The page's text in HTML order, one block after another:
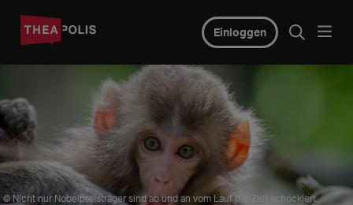
Einloggen
© Nicht nur Nobelpreisträger sind ab und an vom Lauf der Zeit schockiert.